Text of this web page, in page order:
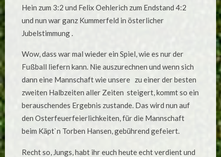
Hein zum 3:2 und Felix Oehlerich zum Endstand 4:2
und nun war ganz Kummerfeld in österlicher
Jubelstimmung .
Wow, dass war mal wieder ein Spiel, wie es nur der
Fußball liefern kann. Nie auszurechnen und wenn sich
dann eine Mannschaft wie unsere zu einer der besten
zweiten Halbzeiten aller Zeiten steigert, kommt so ein
berauschendes Ergebnis zustande. Das wird nun auf
den Osterfeuerfeierlichkeiten, für die Mannschaft
beim Käpt`n Torben Hansen, gebührend gefeiert.
Recht so, Jungs, habt ihr euch heute echt verdient und